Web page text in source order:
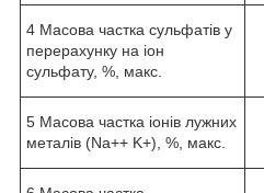
4 Масова частка сульфатів у
перерахунку на іон
сульфату, %, макс.
5 Масова частка іонів лужних
металів (Na++ K+), %, макс.